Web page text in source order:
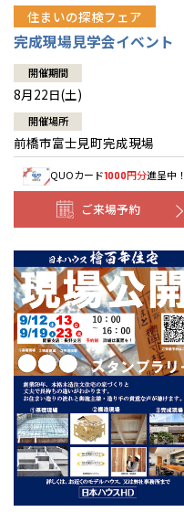
住まいの探検フェア
完成現場見学会イベント
開催期間
8月22日(土)
開催場所
前橋市富士見町完成現場
QUOカード1000円分進呈中！
ご来場予約